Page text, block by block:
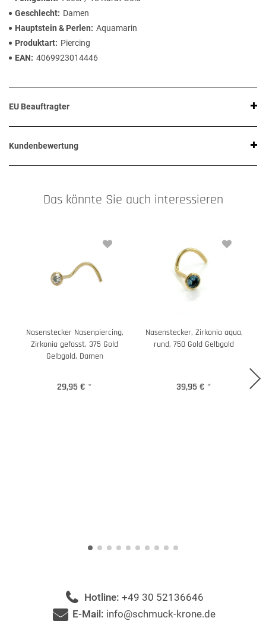
Geschlecht
Damen
Hauptstein & Perlen
Aquamarin
Produktart
Piercing
EAN
4069923014446
EU Beauftragter
Kundenbewertung
Das könnte Sie auch interessieren
Nasenstecker Nasenpiercing,
Zirkonia gefasst, 375 Gold
Gelbgold, Damen
29,95 € *
Nasenstecker, Zirkonia aqua,
rund, 750 Gold Gelbgold
39,95 € *
Hotline: +49 30 52136646
E-Mail: info@schmuck-krone.de